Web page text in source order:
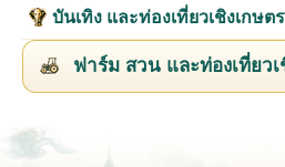
บันเทิง และท่องเที่ยวเชิงเกษตร
ฟาร์ม สวน และท่องเที่ยวเ